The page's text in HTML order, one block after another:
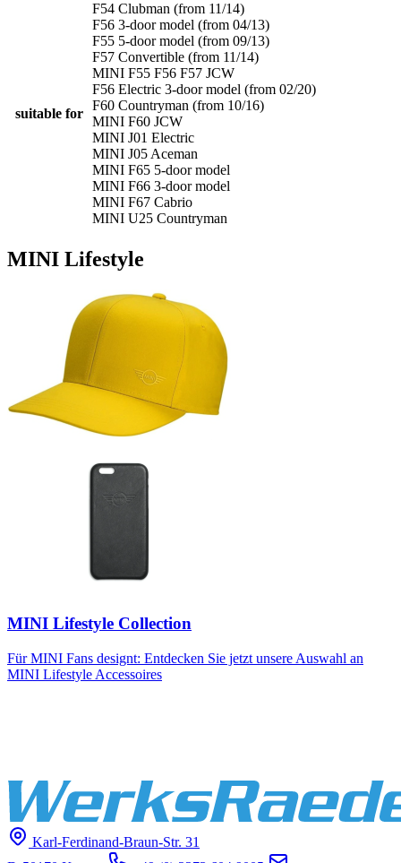
suitable for
F54 Clubman (from 11/14)
F56 3-door model (from 04/13)
F55 5-door model (from 09/13)
F57 Convertible (from 11/14)
MINI F55 F56 F57 JCW
F56 Electric 3-door model (from 02/20)
F60 Countryman (from 10/16)
MINI F60 JCW
MINI J01 Electric
MINI J05 Aceman
MINI F65 5-door model
MINI F66 3-door model
MINI F67 Cabrio
MINI U25 Countryman
MINI Lifestyle
MINI Lifestyle Collection
Für MINI Fans designt: Entdecken Sie jetzt unsere Auswahl an
MINI Lifestyle Accessoires
Karl-Ferdinand-Braun-Str. 31